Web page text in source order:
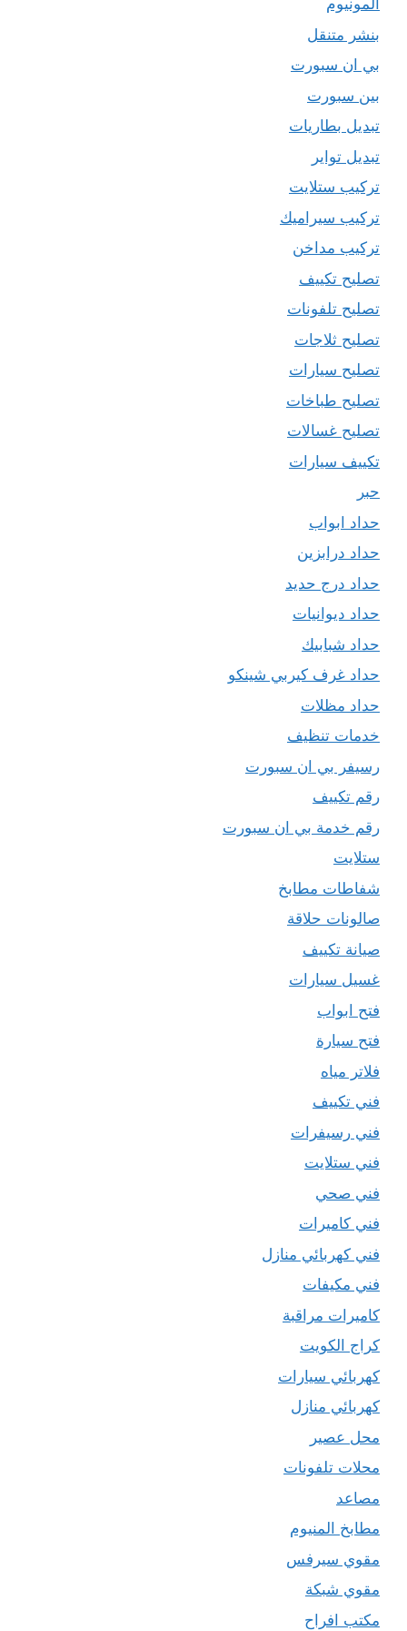
المونيوم
بنشر متنقل
بي ان سبورت
بين سبورت
تبديل بطاريات
تبديل تواير
تركيب ستلايت
تركيب سيراميك
تركيب مداخن
تصليح تكييف
تصليح تلفونات
تصليح ثلاجات
تصليح سيارات
تصليح طباخات
تصليح غسالات
تكييف سيارات
حبر
حداد ابواب
حداد درابزين
حداد درج حديد
حداد ديوانيات
حداد شبابيك
حداد غرف كيربي شينكو
حداد مظلات
خدمات تنظيف
رسيفر بي ان سبورت
رقم تكييف
رقم خدمة بي ان سبورت
ستلايت
شفاطات مطابخ
صالونات حلاقة
صيانة تكييف
غسيل سيارات
فتح ابواب
فتح سيارة
فلاتر مياه
فني تكييف
فني رسيفرات
فني ستلايت
فني صحي
فني كاميرات
فني كهربائي منازل
فني مكيفات
كاميرات مراقبة
كراج الكويت
كهربائي سيارات
كهربائي منازل
محل عصير
محلات تلفونات
مصاعد
مطابخ المنيوم
مقوي سيرفس
مقوي شبكة
مكتب افراح